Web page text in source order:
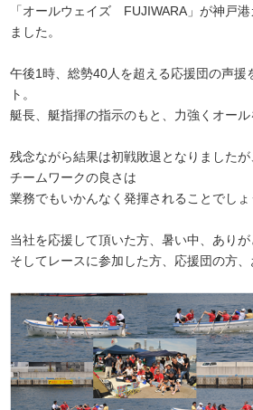
「オールウェイズ FUJIWARA」が神戸
ました。
午後1時、総勢40人を超える応援団の声援
ト。
艇長、艇指揮の指示のもと、力強くオール
残念ながら結果は初戦敗退となりました
チームワークの良さは
業務でもいかんなく発揮されることでしょ
当社を応援して頂いた方、暑い中、ありが
そしてレースに参加した方、応援団の方、